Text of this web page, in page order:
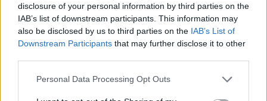
disclosure of your personal information by third parties on the
IAB’s list of downstream participants. This information may
also be disclosed by us to third parties on the IAB’s List of
Downstream Participants that may further disclose it to other
Personal Data Processing Opt Outs
palankūs.
- Buvote įspėtas, kad dėl savo pasisakymo galite
sulaukti nemalonės?
- Nujaučiau, kad kažkas gali būti. Sąjungoje būnu